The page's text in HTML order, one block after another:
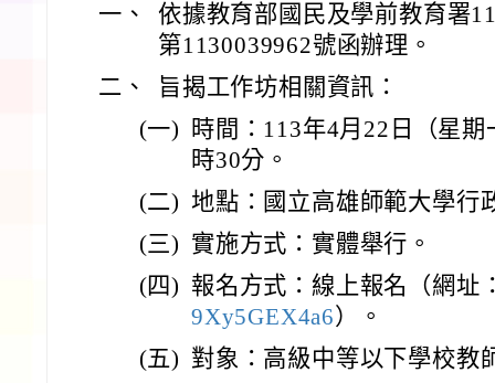
一、
依據教育部國民及學前教育署
第1130039962號函辦理。
二、
旨揭工作坊相關資訊：
(一)
時間：113年4月22日（星
時30分。
(二) 地點：國立高雄師範大學行
(三) 實施方式：實體舉行。
(四) 報名方式：線上報名（網址
9Xy5GEX4a6）。
(五) 對象：高級中等以下學校教